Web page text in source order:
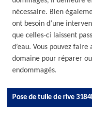
nécessaire. Bien
ont besoin d’une
que celles-ci laissent
d’eau. Vous pouvez
domaine pour réparer
endommagés.
Pose de tuile de rive